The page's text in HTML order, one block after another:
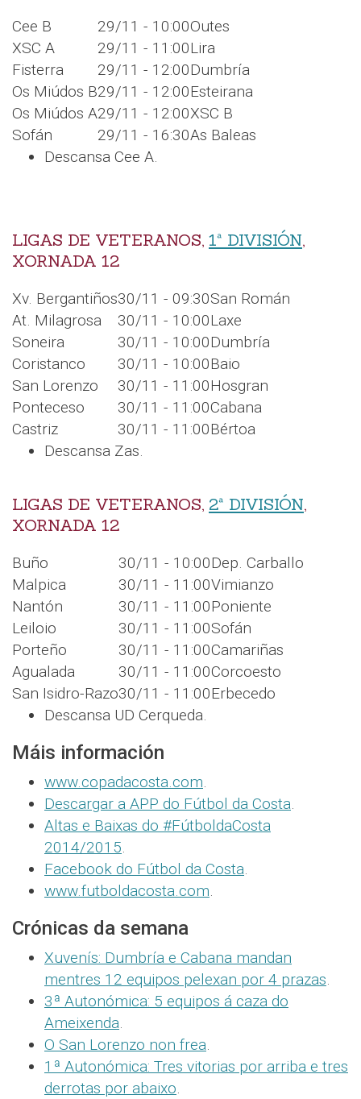
Cee B 29/11 - 10:00Outes
XSC A
29/11 - 11:00Lira
Fisterra
29/11 - 12:00Dumbría
Os Miúdos B29/11 - 12:00Esteirana
Os Miúdos A29/11 - 12:00XSC B
Sofán
29/11 - 16:30As Baleas
Descansa Cee A.
LIGAS DE VETERANOS, 1ª DIVISIÓN,
XORNADA 12
Xv. Bergantiños30/11 - 09:30San Román
At. Milagrosa
30/11 - 10:00Laxe
Soneira
30/11 - 10:00Dumbría
Coristanco
30/11 - 10:00Baio
San Lorenzo
30/11 - 11:00Hosgran
Ponteceso
30/11 - 11:00Cabana
Castriz
30/11 - 11:00Bértoa
Descansa Zas.
LIGAS DE VETERANOS, 2ª DIVISIÓN,
XORNADA 12
Buño 30/11 - 10:00Dep. Carballo
Malpica
30/11 - 11:00Vimianzo
Nantón
30/11 - 11:00Poniente
Leiloio
30/11 - 11:00Sofán
Porteño
30/11 - 11:00Camariñas
Agualada
30/11 - 11:00Corcoesto
San Isidro-Razo30/11 - 11:00Erbecedo
Descansa UD Cerqueda.
Máis información
www.copadacosta.com
Descargar a APP do Fútbol da Costa
Altas e Baixas do #FútboldaCosta
2014/2015
Facebook do Fútbol da Costa
www.futboldacosta.com
Crónicas da semana
Xuvenís: Dumbría e Cabana mandan
mentres 12 equipos pelexan por 4 prazas
3ª Autonómica: 5 equipos á caza do
Ameixenda
O San Lorenzo non frea
1ª Autonómica: Tres vitorias por arriba e tres
derrotas por abaixo